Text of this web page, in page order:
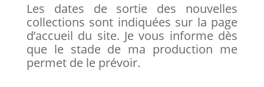
Les dates de sortie des nouvelles
collections sont indiquées sur la page
d’accueil du site. Je vous informe dès
que le stade de ma production me
permet de le prévoir.